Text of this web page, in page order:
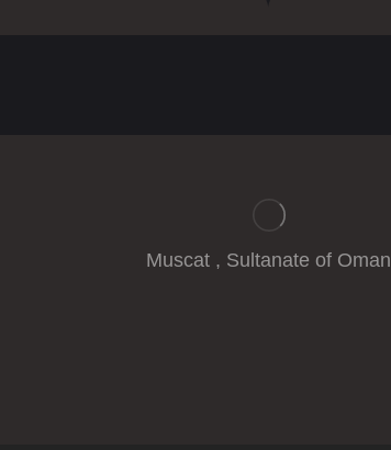
Muscat , Sultanate of Oman